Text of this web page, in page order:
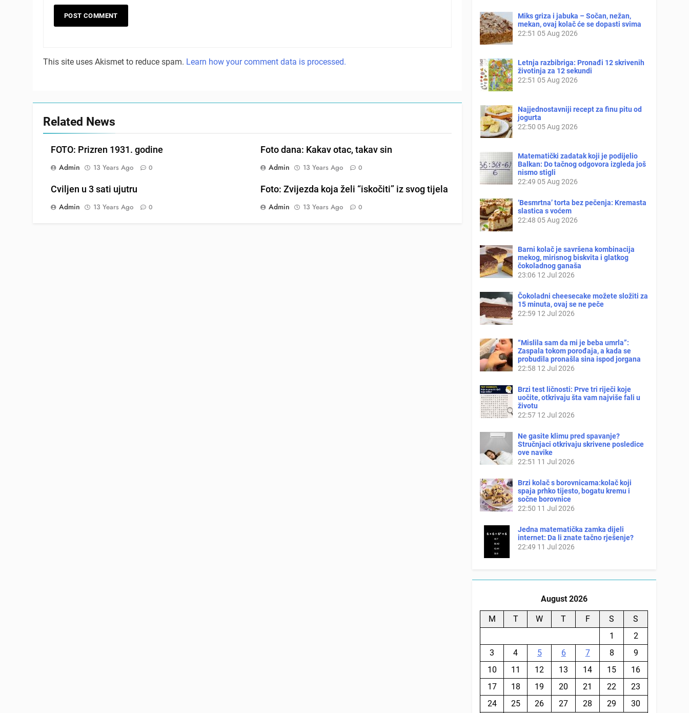
This site uses Akismet to reduce spam. Learn how your comment data is processed.
Related News
FOTO: Prizren 1931. godine
Admin
13 Years Ago 0
Foto dana: Kakav otac, takav sin
Admin
13 Years Ago 0
Cviljen u 3 sati ujutru
Admin
13 Years Ago 0
Foto: Zvijezda koja želi “iskočiti” iz svog tijela
Admin
13 Years Ago 0
Miks griza i jabuka – Sočan, nežan,
mekan, ovaj kolač će se dopasti svima
22:51 05 Aug 2026
Letnja razbibriga: Pronađi 12 skrivenih
životinja za 12 sekundi
22:51 05 Aug 2026
Najjednostavniji recept za finu pitu od
jogurta
22:50 05 Aug 2026
Matematički zadatak koji je podijelio
Balkan: Do tačnog odgovora izgleda još
nismo stigli
22:49 05 Aug 2026
‘Besmrtna’ torta bez pečenja: Kremasta
slastica s voćem
22:48 05 Aug 2026
Barni kolač je savršena kombinacija
mekog, mirisnog biskvita i glatkog
čokoladnog ganaša
23:06 12 Jul 2026
Čokoladni cheesecake možete složiti za
15 minuta, ovaj se ne peče
22:59 12 Jul 2026
“Mislila sam da mi je beba umrla”:
Zaspala tokom porođaja, a kada se
probudila pronašla sina ispod jorgana
22:58 12 Jul 2026
Brzi test ličnosti: Prve tri riječi koje
uočite, otkrivaju šta vam najviše fali u
životu
22:57 12 Jul 2026
Ne gasite klimu pred spavanje?
Stručnjaci otkrivaju skrivene posledice
ove navike
22:51 11 Jul 2026
Brzi kolač s borovnicama:kolač koji
spaja prhko tijesto, bogatu kremu i
sočne borovnice
22:50 11 Jul 2026
Jedna matematička zamka dijeli
internet: Da li znate tačno rješenje?
22:49 11 Jul 2026
August 2026
M T W T F S
S
1
2
3
4 5 6 7 8
9
10
11 12 13 14 15
16
17
18 19 20 21 22
23
24
25 26 27 28 29 30